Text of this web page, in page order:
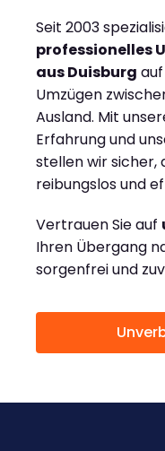
Seit 2003
professionelles
aus Duisburg
Umzügen
Ausland. Mit
Erfahrung und
stellen wir sicher,
reibungslos und
Vertrauen Sie auf
Ihren Übergang
sorgenfrei und